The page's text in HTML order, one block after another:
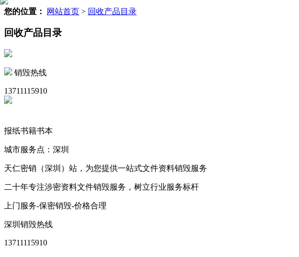
您的位置： 网站首页 > 回收产品目录
回收产品目录
销毁热线
13711115910
报纸书籍书本
城市服务点：深圳
天仁密销（深圳）站，为您提供一站式文件资料销毁服务
二十年专注涉密资料文件销毁服务，树立行业服务标杆
上门服务-保密销毁-价格合理
深圳销毁热线
13711115910